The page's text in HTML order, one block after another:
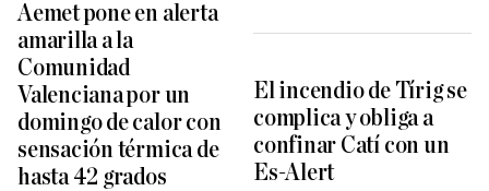
Aemet pone en alerta
amarilla a la
Comunidad
Valenciana por un
domingo de calor con
sensación térmica de
hasta 42 grados
El incendio de Tírig se
complica y obliga a
confinar Catí con un
Es-Alert